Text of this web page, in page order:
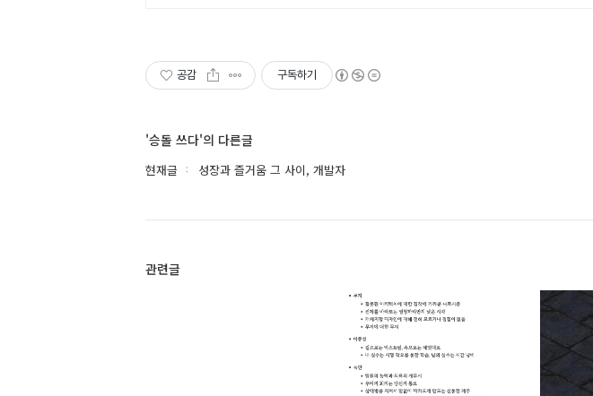
공감 구독하기
'승돌 쓰다'의 다른글
현재글 성장과 즐거움 그 사이, 개발자
관련글